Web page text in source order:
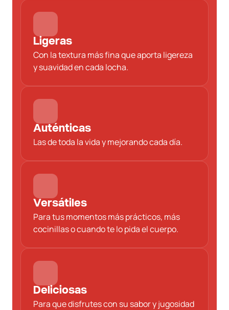
Ligeras
Con la textura más fina que aporta ligereza
y suavidad en cada locha.
Auténticas
Las de toda la vida y mejorando cada día.
Versátiles
Para tus momentos más prácticos, más
cocinillas o cuando te lo pida el cuerpo.
Deliciosas
Para que disfrutes con su sabor y jugosidad